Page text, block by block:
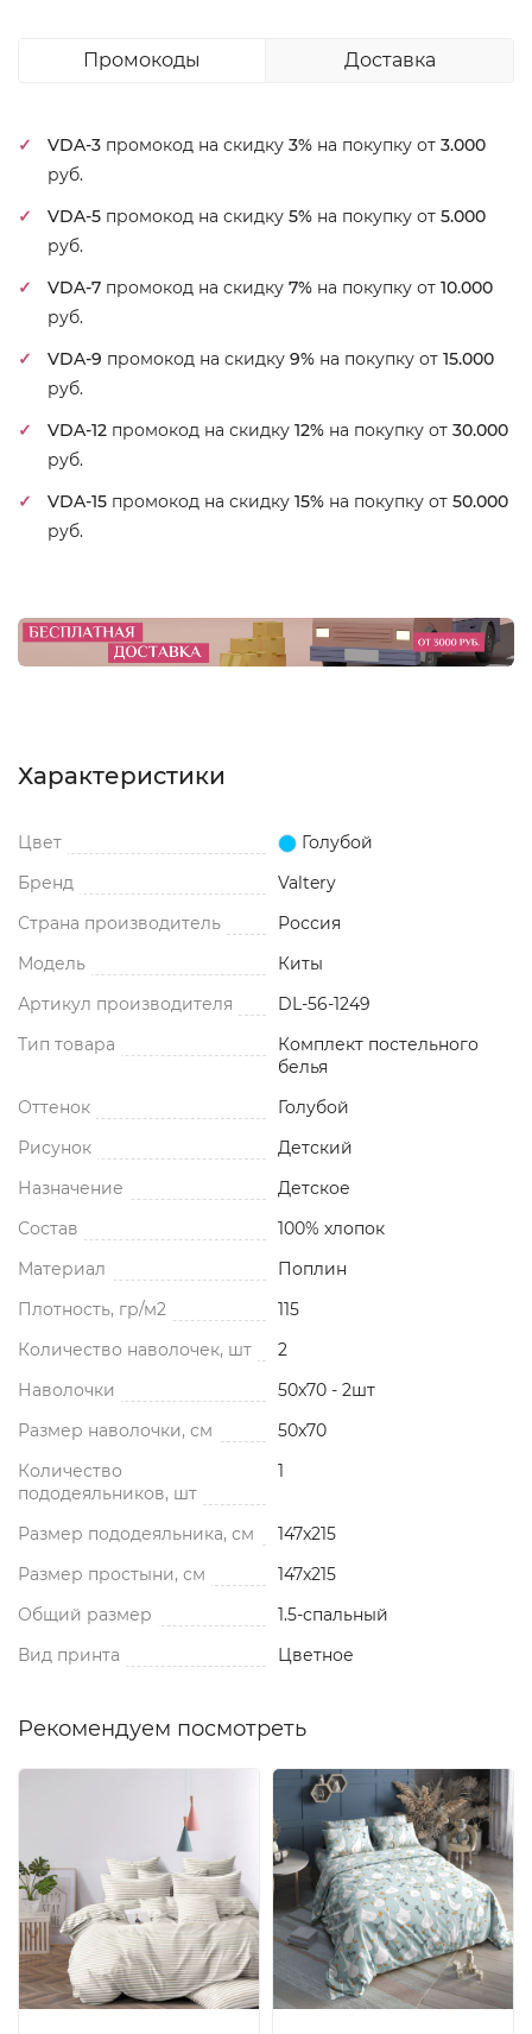
Промокоды Доставка
VDA-3 промокод на скидку 3% на покупку от 3.000
руб.
VDA-5 промокод на скидку 5% на покупку от 5.000
руб.
VDA-7 промокод на скидку 7% на покупку от 10.000
руб.
VDA-9 промокод на скидку 9% на покупку от 15.000
руб.
VDA-12 промокод на скидку 12% на покупку от 30.000
руб.
VDA-15 промокод на скидку 15% на покупку от 50.000
руб.
Характеристики
Цвет
Голубой
Бренд
Valtery
Страна производитель
Россия
Модель
Киты
Артикул производителя
DL-56-1249
Тип товара
Комплект постельного
белья
Оттенок
Голубой
Рисунок
Детский
Назначение
Детское
Состав
100% хлопок
Материал
Поплин
Плотность, гр/м2
115
Количество наволочек, шт
2
Наволочки
50x70 - 2шт
Размер наволочки, см
50x70
Количество
пододеяльников, шт
1
Размер пододеяльника, см
147x215
Размер простыни, см
147x215
Общий размер
1.5-спальный
Вид принта
Цветное
Рекомендуем посмотреть